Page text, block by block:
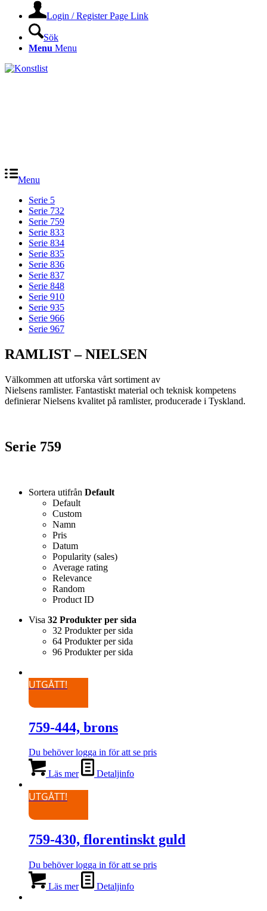
Login / Register Page Link
Sök
Menu Menu
Menu
Serie 5
Serie 732
Serie 759
Serie 833
Serie 834
Serie 835
Serie 836
Serie 837
Serie 848
Serie 910
Serie 935
Serie 966
Serie 967
RAMLIST – NIELSEN
Välkommen att utforska vårt sortiment av
Nielsens ramlister. Fantastiskt material och teknisk kompetens
definierar Nielsens kvalitet på ramlister, producerade i Tyskland.
Serie 759
Sortera utifrån Default
Default
Custom
Namn
Pris
Datum
Popularity (sales)
Average rating
Relevance
Random
Product ID
Visa 32 Produkter per sida
32 Produkter per sida
64 Produkter per sida
96 Produkter per sida
UTGÅTT!
759-444, brons
Du behöver logga in för att se pris
Läs mer Detaljinfo
UTGÅTT!
759-430, florentinskt guld
Du behöver logga in för att se pris
Läs mer Detaljinfo